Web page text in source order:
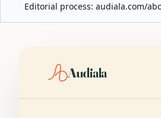
Editorial process: audiala.com/
Audiala